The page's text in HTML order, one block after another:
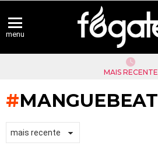
menu
MAIS RECENTE
MANGUEBEAT